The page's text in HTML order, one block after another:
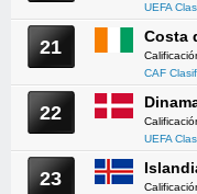
UEFA
21 Costa
CAF
22
UEFA
23